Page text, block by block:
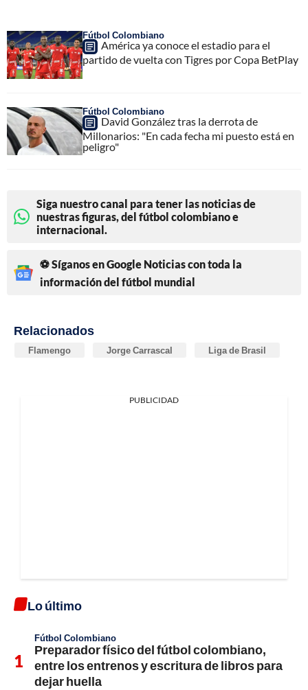
Fútbol Colombiano
América ya conoce el estadio para el
partido de vuelta con Tigres por Copa BetPlay
Fútbol Colombiano
David González tras la derrota de
Millonarios: "En cada fecha mi puesto está en
peligro"
Siga nuestro canal para tener las noticias de
nuestras figuras, del fútbol colombiano e
internacional.
⚽ Síganos en Google Noticias con toda la
información del fútbol mundial
Relacionados
Flamengo Jorge Carrascal Liga de Brasil
PUBLICIDAD
Lo último
Fútbol Colombiano
Preparador físico del fútbol colombiano,
entre los entrenos y escritura de libros para
dejar huella